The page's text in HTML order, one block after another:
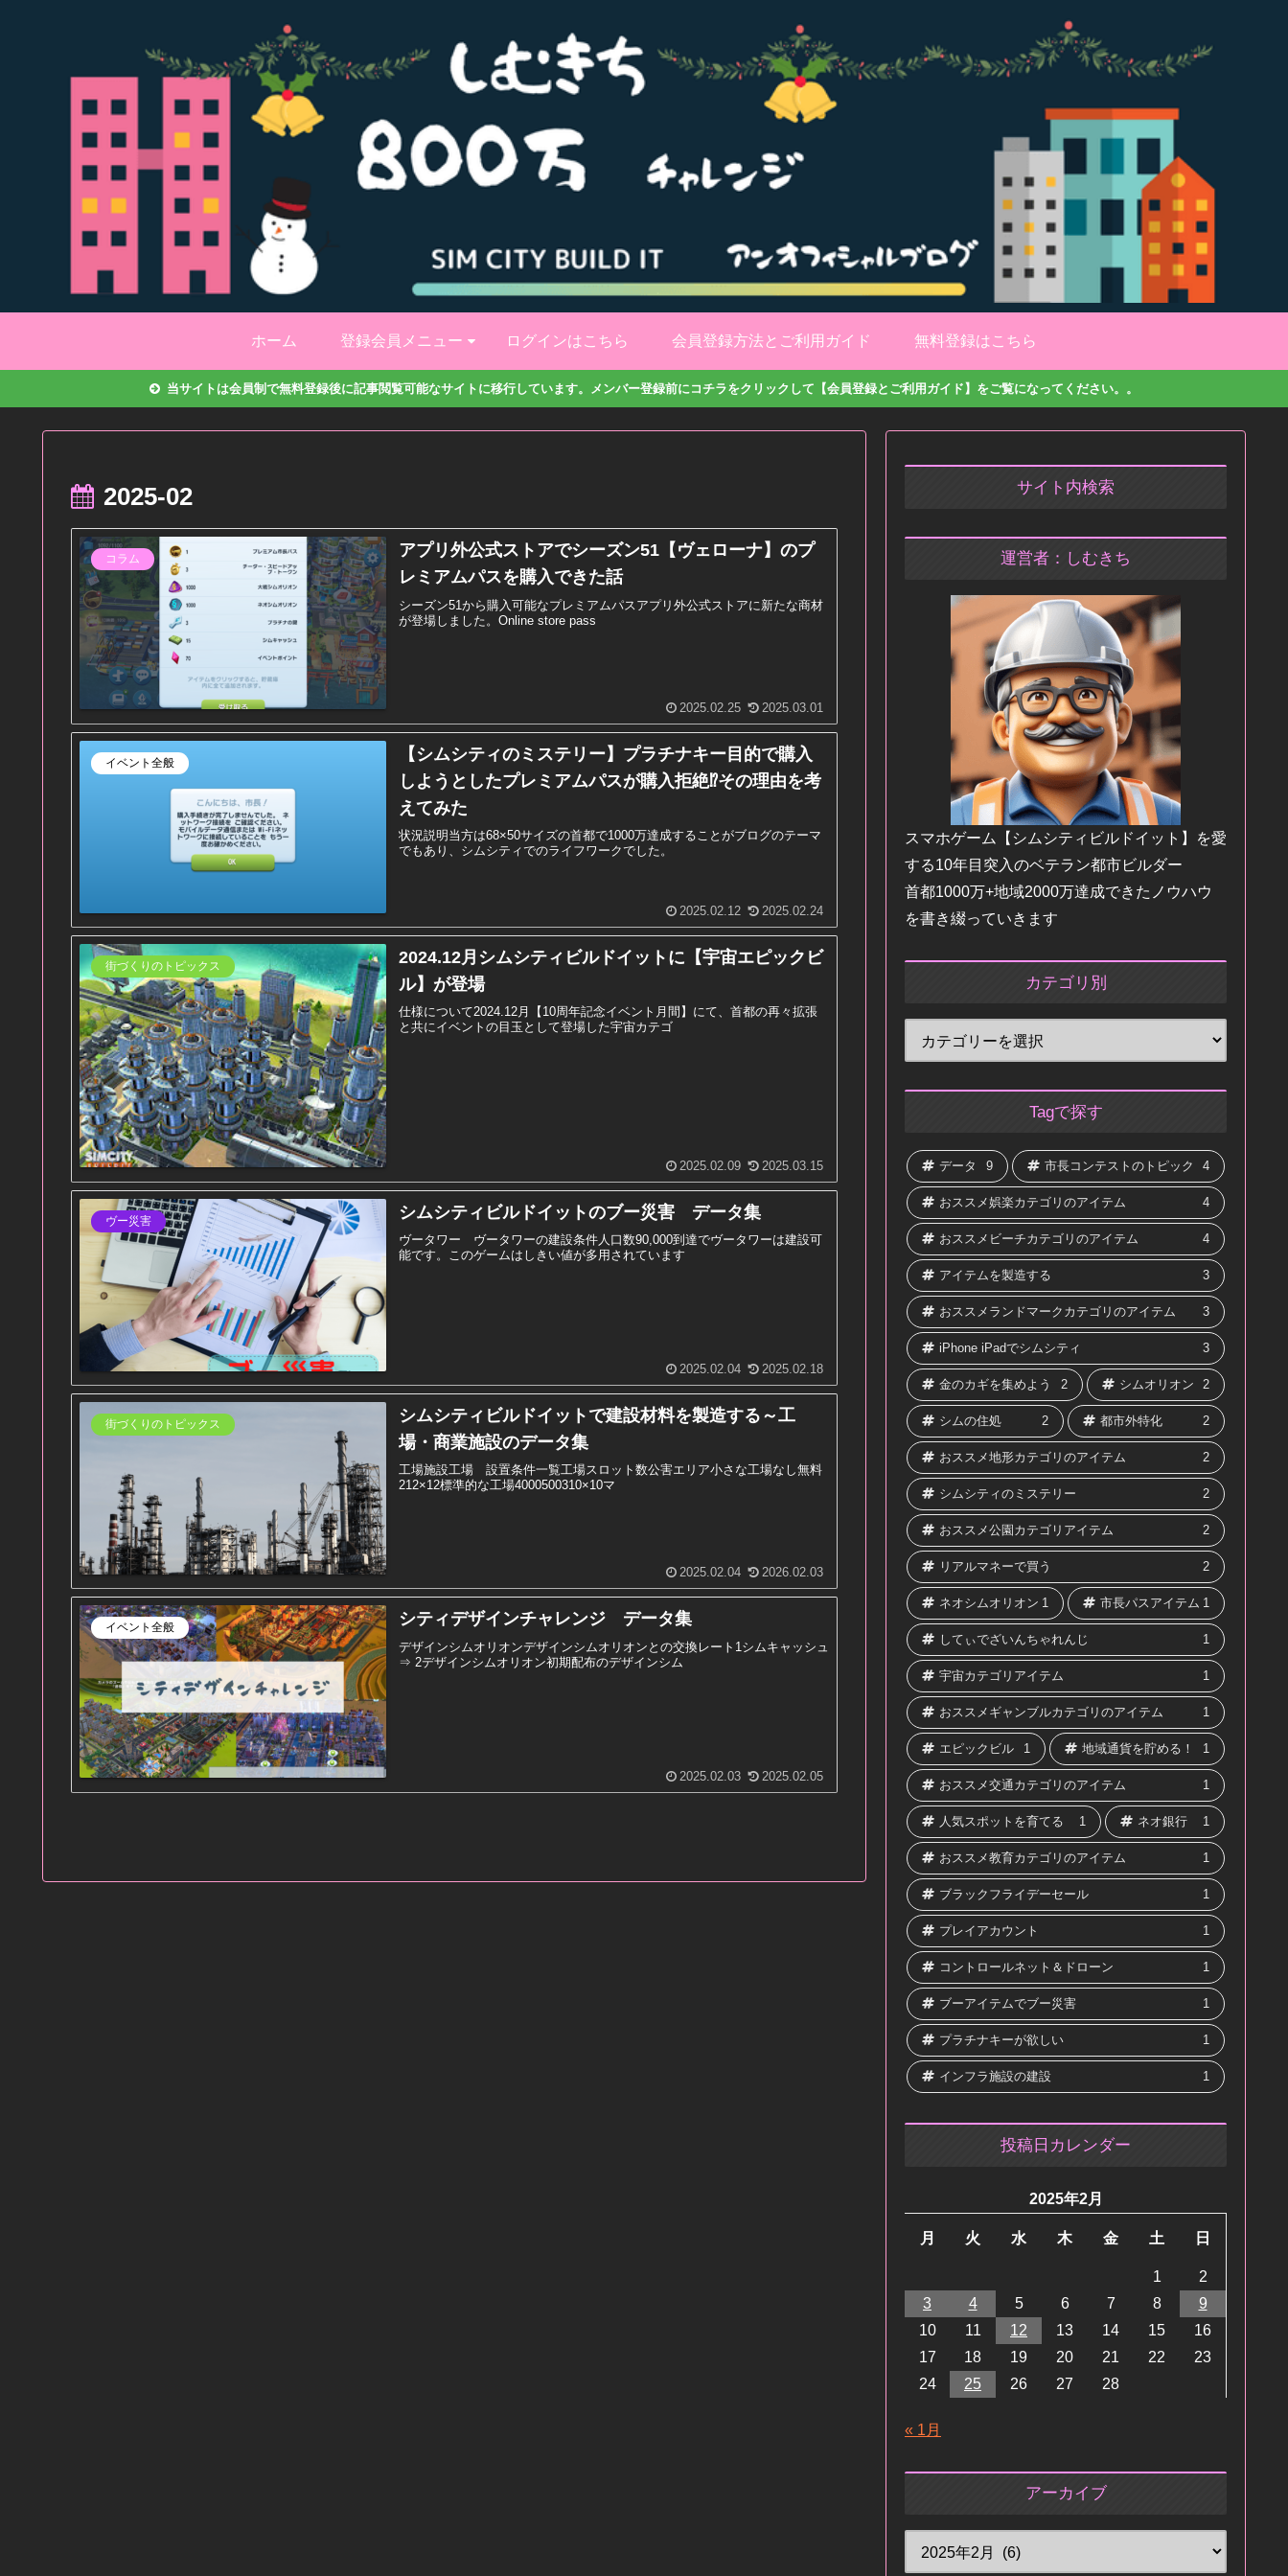
ホーム 登録会員メニュー ログインはこちら 会員登録方法とご利用ガイド 無料登録はこちら
当サイトは会員制で無料登録後に記事閲覧可能なサイトに移行しています。メンバー登録前にコチラをクリックして【会員登録とご利用ガイド】をご覧になってください。。
2025-02
コラム
アプリ外公式ストアでシーズン51【ヴェローナ】のプ
レミアムパスを購入できた話
シーズン51から購入可能なプレミアムパスアプリ外公式ストアに新たな商材
が登場しました。Online store pass
2025.02.25 2025.03.01
イベント全般
【シムシティのミステリー】プラチナキー目的で購入
しようとしたプレミアムパスが購入拒絶⁉その理由を考
えてみた
状況説明当方は68×50サイズの首都で1000万達成することがブログのテーマ
でもあり、シムシティでのライフワークでした。
2025.02.12 2025.02.24
街づくりのトピックス
2024.12月シムシティビルドイットに【宇宙エピックビ
ル】が登場
仕様について2024.12月【10周年記念イベント月間】にて、首都の再々拡張
と共にイベントの目玉として登場した宇宙カテゴ
2025.02.09 2025.03.15
ヴー災害 シムシティビルドイットのブー災害 データ集
ヴータワー ヴータワーの建設条件人口数90,000到達でヴータワーは建設可
能です。このゲームはしきい値が多用されています
2025.02.04 2025.02.18
街づくりのトピックス
シムシティビルドイットで建設材料を製造する～工
場・商業施設のデータ集
工場施設工場 設置条件一覧工場スロット数公害エリア小さな工場なし無料
212×12標準的な工場4000500310×10マ
2025.02.04 2026.02.03
イベント全般 シティデザインチャレンジ データ集
デザインシムオリオンデザインシムオリオンとの交換レート1シムキャッシュ
⇒ 2デザインシムオリオン初期配布のデザインシム
2025.02.03 2025.02.05
サイト内検索
運営者：しむきち
スマホゲーム【シムシティビルドイット】を愛
する10年目突入のベテラン都市ビルダー
首都1000万+地域2000万達成できたノウハウ
を書き綴っていきます
カテゴリ別
Tagで探す
データ 9 市長コンテストのトピック 4
おススメ娯楽カテゴリのアイテム 4
おススメビーチカテゴリのアイテム 4
アイテムを製造する 3
おススメランドマークカテゴリのアイテム 3
iPhone iPadでシムシティ 3
金のカギを集めよう 2 シムオリオン 2
シムの住処 2 都市外特化 2
おススメ地形カテゴリのアイテム 2
シムシティのミステリー 2
おススメ公園カテゴリアイテム 2
リアルマネーで買う 2
ネオシムオリオン 1 市長パスアイテム 1
してぃでざいんちゃれんじ 1
宇宙カテゴリアイテム 1
おススメギャンブルカテゴリのアイテム 1
エピックビル 1 地域通貨を貯める！ 1
おススメ交通カテゴリのアイテム 1
人気スポットを育てる 1 ネオ銀行 1
おススメ教育カテゴリのアイテム 1
ブラックフライデーセール 1
プレイアカウント 1
コントロールネット＆ドローン 1
ブーアイテムでブー災害 1
プラチナキーが欲しい 1
インフラ施設の建設 1
投稿日カレンダー
2025年2月
月 火 水 木 金 土 日
1
2
3
4 5 6 7 8
9
10
11 12 13 14 15
16
17
18 19 20 21 22
23
24
25 26 27 28
« 1月
アーカイブ